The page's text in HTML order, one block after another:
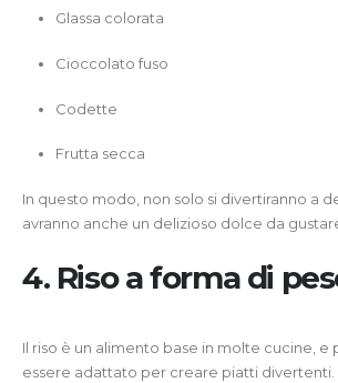
Glassa colorata
Cioccolato fuso
Codette
Frutta secca
In questo modo, non solo si divertiranno a
avranno anche un delizioso dolce da
4. Riso a forma di
Il riso è un alimento base in molte cucine, e
essere adattato per creare piatti